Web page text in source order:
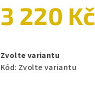
3 220 Kč
cena:
Zvolte variantu
Kód: Zvolte variantu